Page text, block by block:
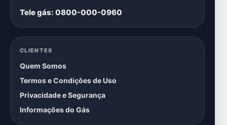
Tele gás: 0800-000-0960
CLIENTES
Quem Somos
Termos e Condições de Uso
Privacidade e Segurança
Informações do Gás